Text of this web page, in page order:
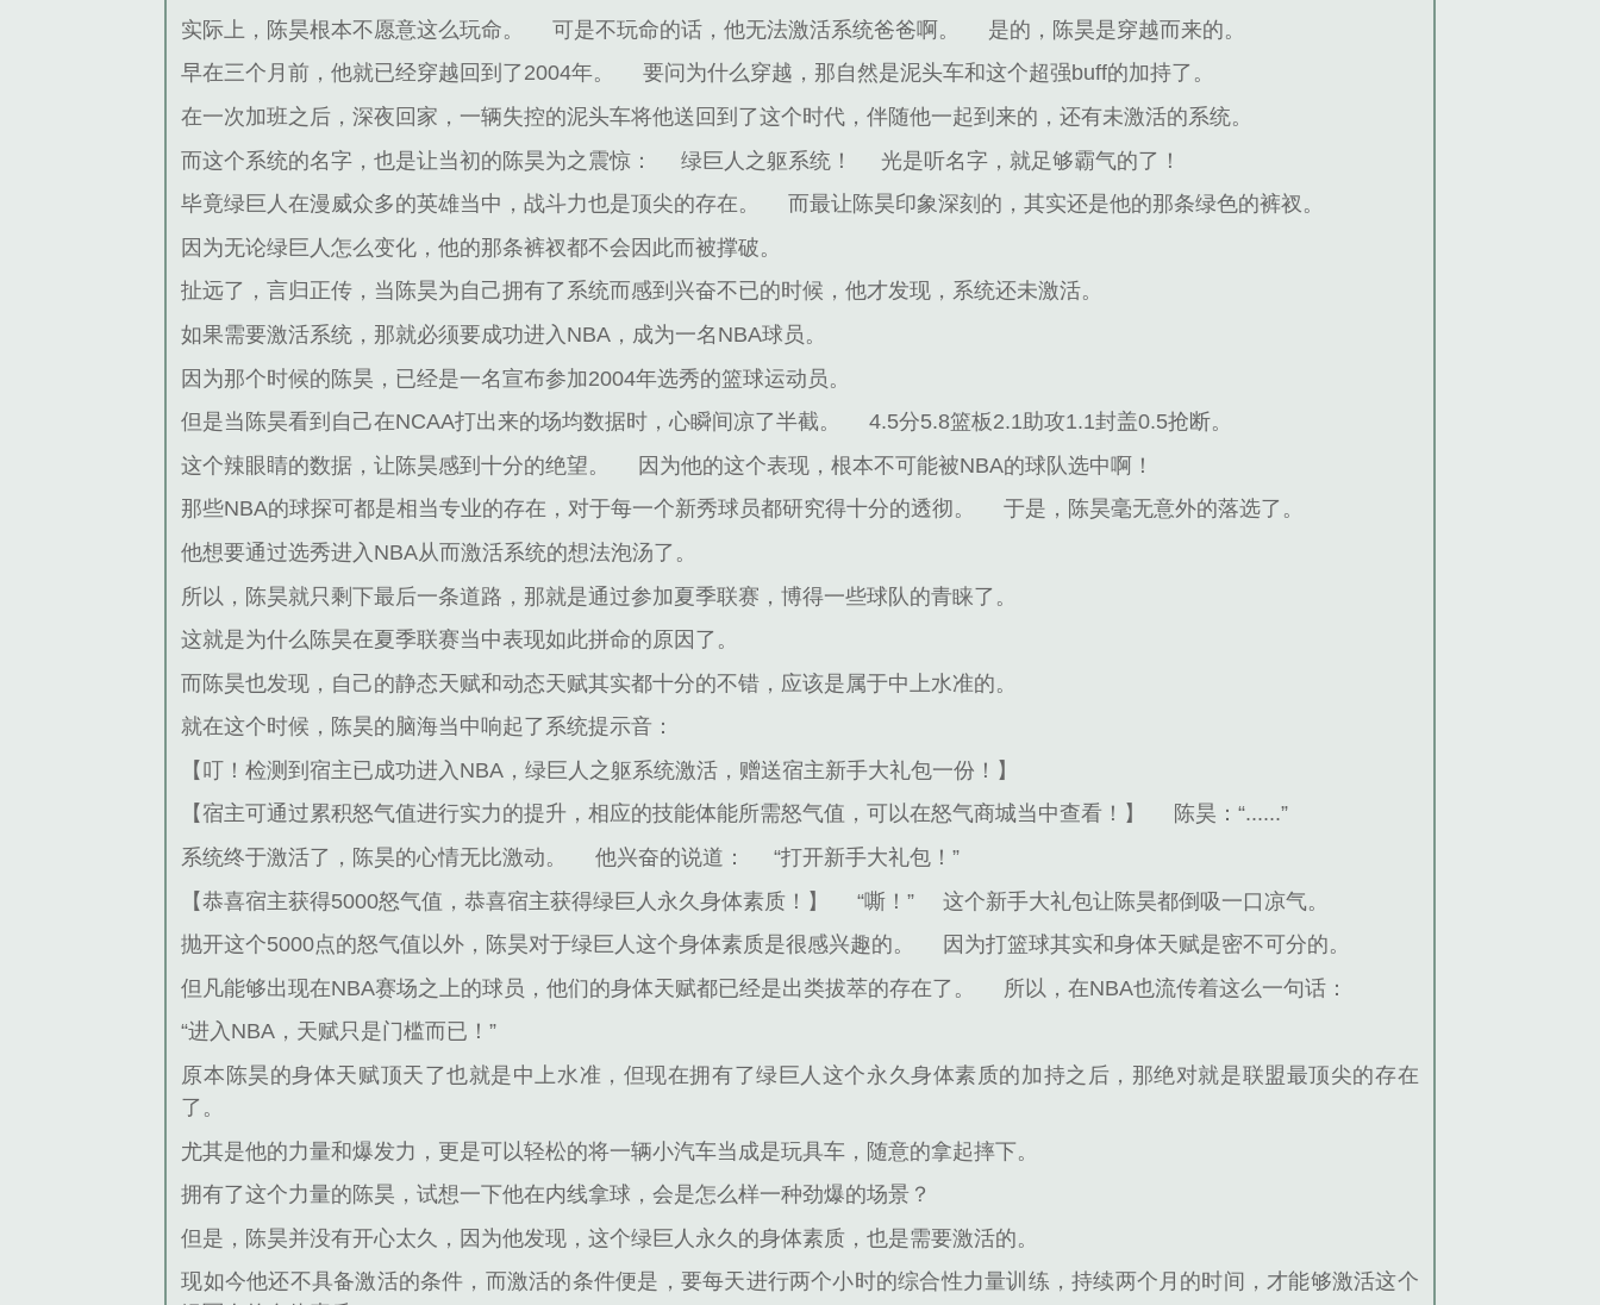
实际上，陈昊根本不愿意这么玩命。
可是不玩命的话，他无法激活系统爸爸啊。
是的，陈昊是穿越而来的。
早在三个月前，他就已经穿越回到了2004年。
要问为什么穿越，那自然是泥头车和这个超强buff的加持了。
在一次加班之后，深夜回家，一辆失控的泥头车将他送回到了这个时代，伴随他一起到来的，还有未激活的系统。
而这个系统的名字，也是让当初的陈昊为之震惊：
绿巨人之躯系统！
光是听名字，就足够霸气的了！
毕竟绿巨人在漫威众多的英雄当中，战斗力也是顶尖的存在。
而最让陈昊印象深刻的，其实还是他的那条绿色的裤衩。
因为无论绿巨人怎么变化，他的那条裤衩都不会因此而被撑破。
扯远了，言归正传，当陈昊为自己拥有了系统而感到兴奋不已的时候，他才发现，系统还未激活。
如果需要激活系统，那就必须要成功进入NBA，成为一名NBA球员。
因为那个时候的陈昊，已经是一名宣布参加2004年选秀的篮球运动员。
但是当陈昊看到自己在NCAA打出来的场均数据时，心瞬间凉了半截。
4.5分5.8篮板2.1助攻1.1封盖0.5抢断。
这个辣眼睛的数据，让陈昊感到十分的绝望。
因为他的这个表现，根本不可能被NBA的球队选中啊！
那些NBA的球探可都是相当专业的存在，对于每一个新秀球员都研究得十分的透彻。
于是，陈昊毫无意外的落选了。
他想要通过选秀进入NBA从而激活系统的想法泡汤了。
所以，陈昊就只剩下最后一条道路，那就是通过参加夏季联赛，博得一些球队的青睐了。
这就是为什么陈昊在夏季联赛当中表现如此拼命的原因了。
而陈昊也发现，自己的静态天赋和动态天赋其实都十分的不错，应该是属于中上水准的。
就在这个时候，陈昊的脑海当中响起了系统提示音：
【叮！检测到宿主已成功进入NBA，绿巨人之躯系统激活，赠送宿主新手大礼包一份！】
【宿主可通过累积怒气值进行实力的提升，相应的技能体能所需怒气值，可以在怒气商城当中查看！】
陈昊：“......”
系统终于激活了，陈昊的心情无比激动。
他兴奋的说道：
“打开新手大礼包！”
【恭喜宿主获得5000怒气值，恭喜宿主获得绿巨人永久身体素质！】
“嘶！”
这个新手大礼包让陈昊都倒吸一口凉气。
抛开这个5000点的怒气值以外，陈昊对于绿巨人这个身体素质是很感兴趣的。
因为打篮球其实和身体天赋是密不可分的。
但凡能够出现在NBA赛场之上的球员，他们的身体天赋都已经是出类拔萃的存在了。
所以，在NBA也流传着这么一句话：
“进入NBA，天赋只是门槛而已！”
原本陈昊的身体天赋顶天了也就是中上水准，但现在拥有了绿巨人这个永久身体素质的加持之后，那绝对就是联盟最顶尖的存在
了。
尤其是他的力量和爆发力，更是可以轻松的将一辆小汽车当成是玩具车，随意的拿起摔下。
拥有了这个力量的陈昊，试想一下他在内线拿球，会是怎么样一种劲爆的场景？
但是，陈昊并没有开心太久，因为他发现，这个绿巨人永久的身体素质，也是需要激活的。
现如今他还不具备激活的条件，而激活的条件便是，要每天进行两个小时的综合性力量训练，持续两个月的时间，才能够激活这个